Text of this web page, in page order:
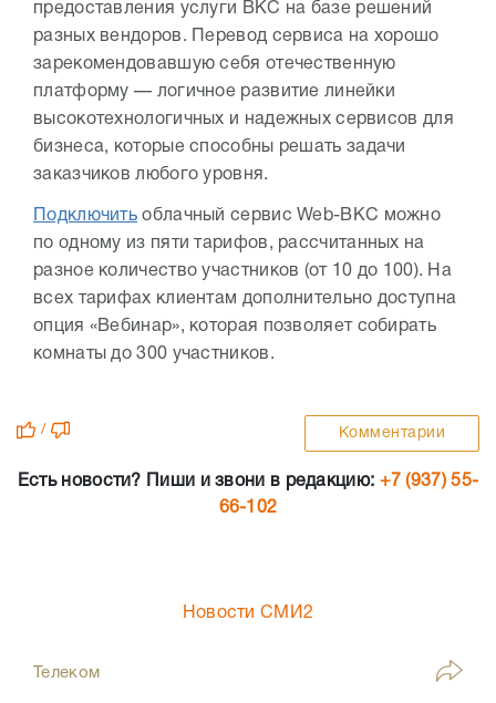
предоставления услуги ВКС на базе решений
разных вендоров. Перевод сервиса на хорошо
зарекомендовавшую себя отечественную
платформу — логичное развитие линейки
высокотехнологичных и надежных сервисов для
бизнеса, которые способны решать задачи
заказчиков любого уровня.
Подключить облачный сервис Web-ВКС можно
по одному из пяти тарифов, рассчитанных на
разное количество участников (от 10 до 100). На
всех тарифах клиентам дополнительно доступна
опция «Вебинар», которая позволяет собирать
комнаты до 300 участников.
/ Комментарии
Есть новости? Пиши и звони в редакцию: +7 (937) 55-
66-102
Новости СМИ2
Телеком